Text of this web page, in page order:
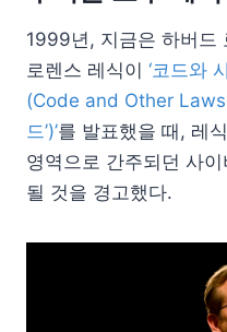
1999년, 지금은 하버드
로렌스 레식이 ‘코드와
(Code and Other
드’)’를 발표했을 때, 레
영역으로 간주되던 사
될 것을 경고했다.